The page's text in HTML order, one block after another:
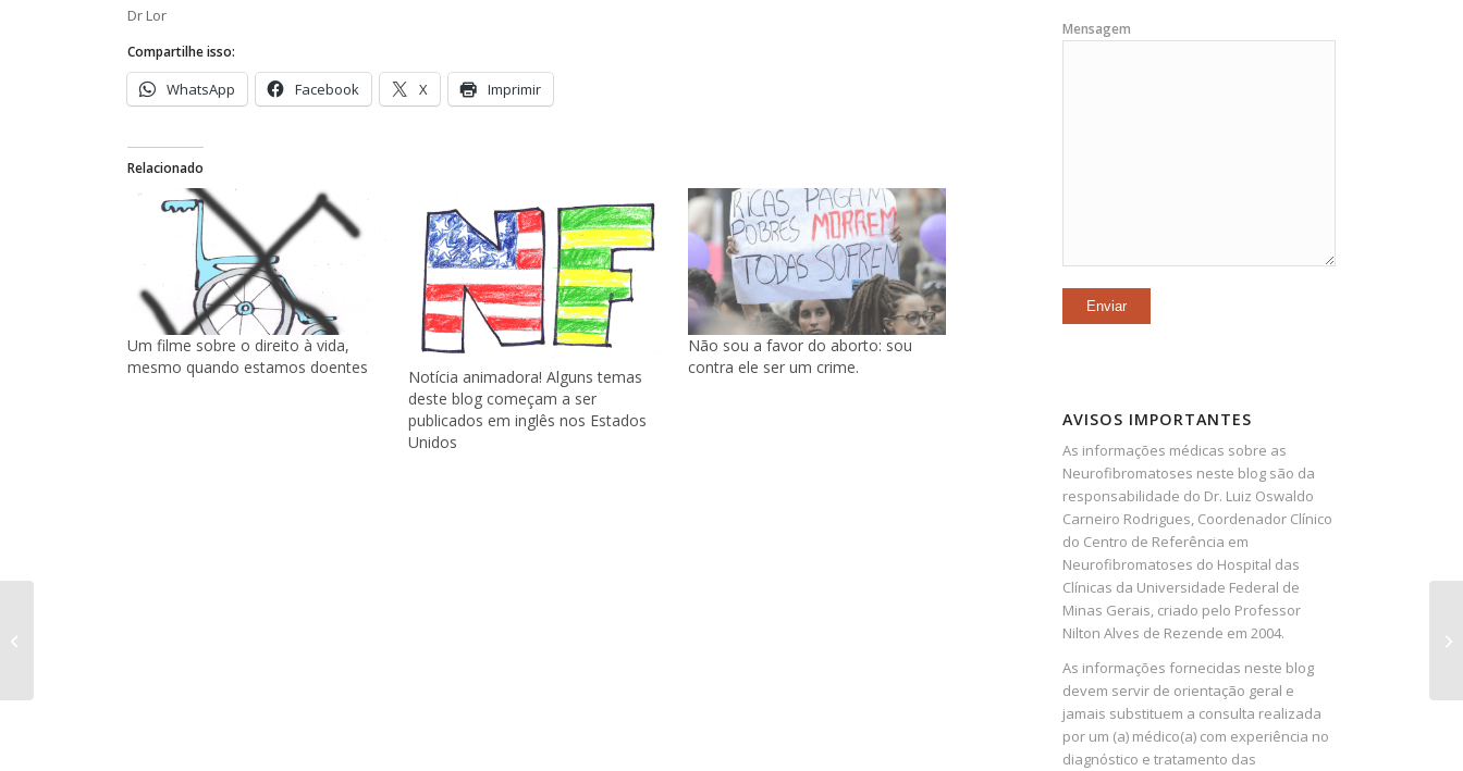
Dr Lor
Compartilhe isso:
WhatsApp Facebook X Imprimir
Relacionado
Um filme sobre o direito à vida,
mesmo quando estamos doentes
Notícia animadora! Alguns temas
deste blog começam a ser
publicados em inglês nos Estados
Unidos
Não sou a favor do aborto: sou
contra ele ser um crime.
Mensagem
AVISOS IMPORTANTES
As informações médicas sobre as
Neurofibromatoses neste blog são da
responsabilidade do Dr. Luiz Oswaldo
Carneiro Rodrigues, Coordenador Clínico
do Centro de Referência em
Neurofibromatoses do Hospital das
Clínicas da Universidade Federal de
Minas Gerais, criado pelo Professor
Nilton Alves de Rezende em 2004.
As informações fornecidas neste blog
devem servir de orientação geral e
jamais substituem a consulta realizada
por um (a) médico(a) com experiência no
diagnóstico e tratamento das